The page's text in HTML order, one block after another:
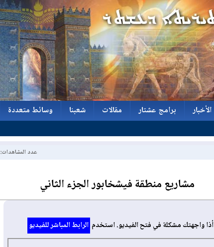
الأخبار
برامج عشتار
مقالات
شعبنا
وسائط متعددة
عدد المشاهدات: 24498973
مشاريع منطقة فيشخابور الجزء الثاني
أذا واجهتك مشكلة في فتح الفيديو. استخدم الرابط المباشر للفيديو